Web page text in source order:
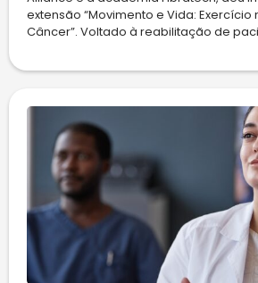
extensão “Movimento e Vida:
Câncer”. Voltado à reabilitação de